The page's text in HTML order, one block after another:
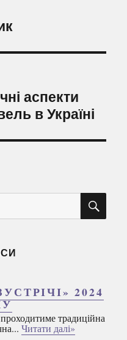
аспекти
в Україні
2024
традиційна
Читати далі»